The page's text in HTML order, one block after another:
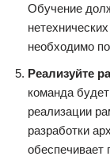
Обучение
необходимо
Реализуйте
команда
реализации
разработки
обеспечивает